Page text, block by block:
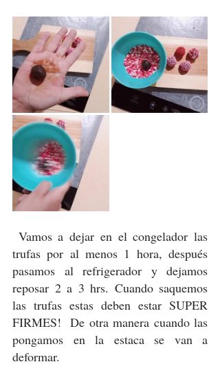
trufas por al menos 1 hora, después
pasamos al refrigerador y dejamos
reposar 2 a 3 hrs. Cuando saquemos
las trufas estas deben estar SUPER
FIRMES!  De otra manera cuando las
pongamos en la estaca se van a
deformar.